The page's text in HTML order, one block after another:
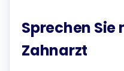
Sprechen Sie
Zahnarzt